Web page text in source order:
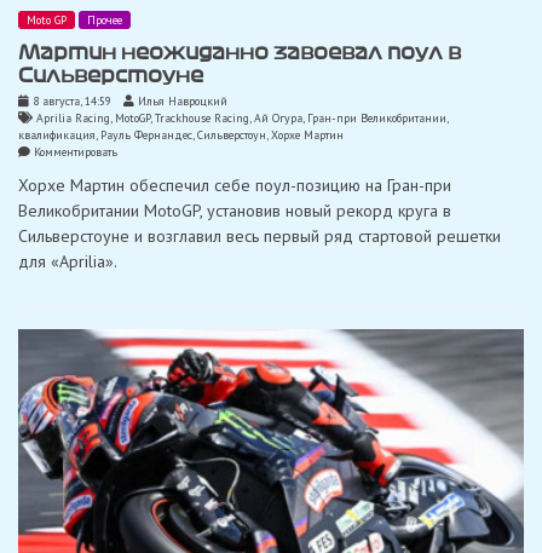
Moto GP Прочее
Мартин неожиданно завоевал поул в
Сильверстоуне
8 августа, 14:59
Илья Навроцкий
Aprilia Racing, MotoGP,Trackhouse Racing,Ай Огура, Гран-при Великобритании
квалификация, Рауль Фернандес,Сильверстоун,Хорхе Мартин
Комментироватьon
неожиданно
завоевал
поул
в
Хорхе Мартин обеспечил себе поул-позицию на Гран-при
Великобритании MotoGP, установив новый рекорд круга в
Сильверстоуне и возглавил весь первый ряд стартовой решетки
для «Aprilia».